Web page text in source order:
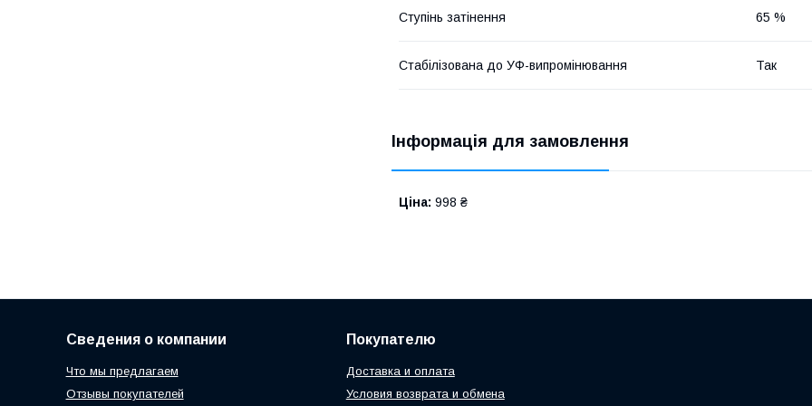
Ступінь затінення 65 %
Стабілізована до УФ-випромінювання Так
Інформація для замовлення
Ціна: 998 ₴
Сведения о компании
Что мы предлагаем
Отзывы покупателей
Покупателю
Доставка и оплата
Условия возврата и обмена